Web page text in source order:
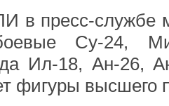
в пресс-службе
боевые Су-24,
Ил-18, Ан-26,
фигуры высшего